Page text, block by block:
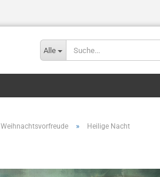
Alle
Weihnachtsvorfreude » Heilige Nacht